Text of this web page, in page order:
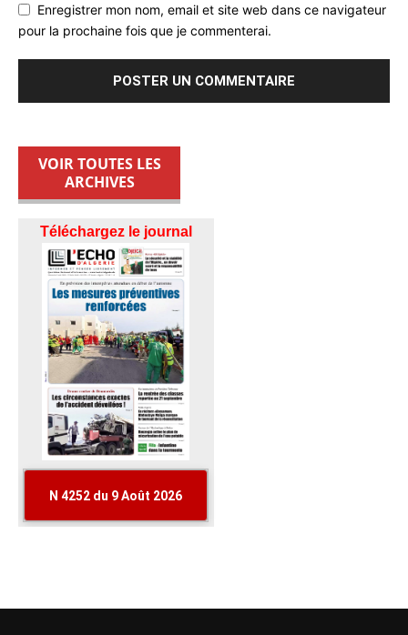
Enregistrer mon nom, email et site web dans ce navigateur
pour la prochaine fois que je commenterai.
VOIR TOUTES LES
ARCHIVES